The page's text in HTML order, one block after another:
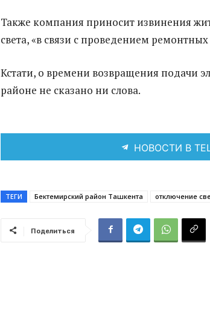
Также компания приносит извинения
света, «в связи с проведением ремонтных
Кстати, о времени возвращения подачи
районе не сказано ни слова.
НОВОСТИ В
ТЕГИ Бектемирский район Ташкента отключение
Поделиться